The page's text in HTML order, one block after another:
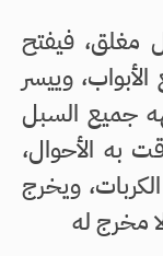
مغلق، فيفتح
وييسر
جميع السبل
به الأحوال،
ويخرج
مخرج له